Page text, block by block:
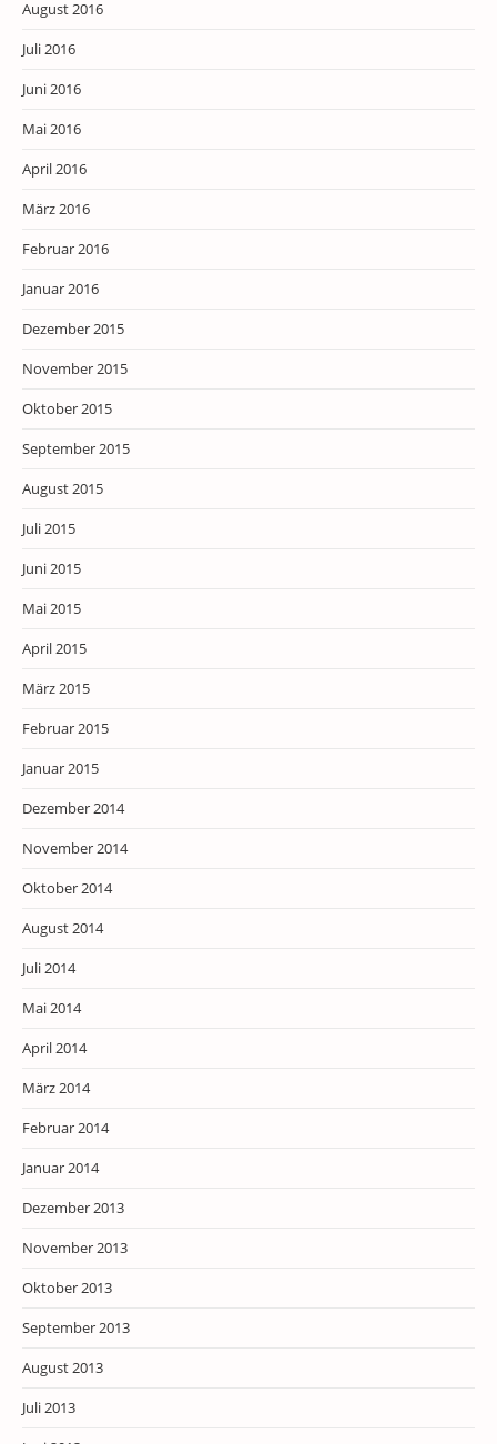
August 2016
Juli 2016
Juni 2016
Mai 2016
April 2016
März 2016
Februar 2016
Januar 2016
Dezember 2015
November 2015
Oktober 2015
September 2015
August 2015
Juli 2015
Juni 2015
Mai 2015
April 2015
März 2015
Februar 2015
Januar 2015
Dezember 2014
November 2014
Oktober 2014
August 2014
Juli 2014
Mai 2014
April 2014
März 2014
Februar 2014
Januar 2014
Dezember 2013
November 2013
Oktober 2013
September 2013
August 2013
Juli 2013